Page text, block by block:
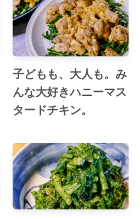
子どもも、大人も。み
んな大好きハニーマス
タードチキン。